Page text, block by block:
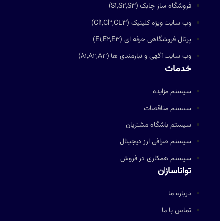
فروشگاه ساز چابک (S1,S2,S3)
وب سایت ویژه کلینیک (Cl1,Cl2,CL3)
پرتال فروشگاهی حرفه ای (E1,E2,E3)
وب سایت آگهی و نیازمندی ها (A1,A2,A3)
خدمات
سیستم مزایده
سیستم مناقصات
سیستم باشگاه مشتریان
سیستم صرافی ارز دیجیتال
سیستم همکاری در فروش
تواناسازان
درباره ما
تماس با ما